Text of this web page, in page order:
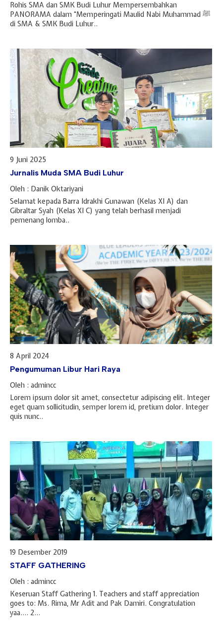
Rohis SMA dan SMK Budi Luhur Mempersembahkan
PANORAMA dalam “Memperingati Maulid Nabi Muhammad ﷺ
di SMA & SMK Budi Luhur..
9 Juni 2025
Jurnalis Muda SMA Budi Luhur
Oleh : Danik Oktariyani
Selamat kepada Barra Idrakhi Gunawan (Kelas XI A) dan
Gibraltar Syah (Kelas XI C) yang telah berhasil menjadi
pemenang lomba..
8 April 2024
Pengumuman Libur Hari Raya
Oleh : admincc
Lorem ipsum dolor sit amet, consectetur adipiscing elit. Integer
eget quam sollicitudin, semper lorem id, pretium dolor. Integer
quis nunc..
19 Desember 2019
STAFF GATHERING
Oleh : admincc
Keseruan Staff Gathering 1. Teachers and staff appreciation
goes to: Ms. Rima, Mr Adit and Pak Damiri. Congratulation
yaa…. 2...